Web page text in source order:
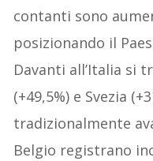
contanti sono
posizionando il
Davanti all’Italia si
(+49,5%) e Svezia
tradizionalmente
Belgio registrano